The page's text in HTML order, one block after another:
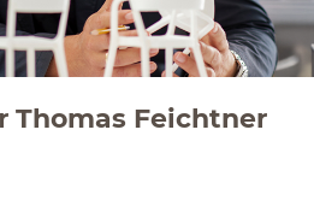
Thomas Feichtner